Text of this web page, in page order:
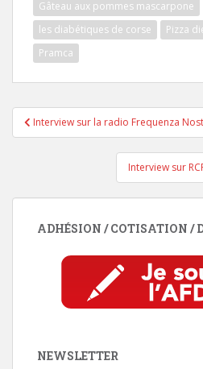
Gâteau aux pommes mascarpone
les diabétiques de corse
Pizza
Pramca
Navigation
de
Interview sur la radio Frequenza
Interview sur
ADHÉSION / COTISATION /
NEWSLETTER